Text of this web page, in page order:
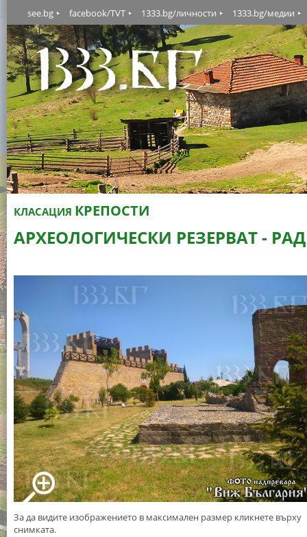
see.bg facebook/TVT 1333.bg/личности 1333.bg/медии
КЛАСАЦИЯ КРЕПОСТИ
АРХЕОЛОГИЧЕСКИ РЕЗЕРВАТ -
За да видите изображението в максимален размер кликнете върху
снимката.